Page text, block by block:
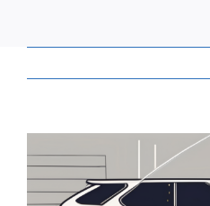
grösseres
Bild